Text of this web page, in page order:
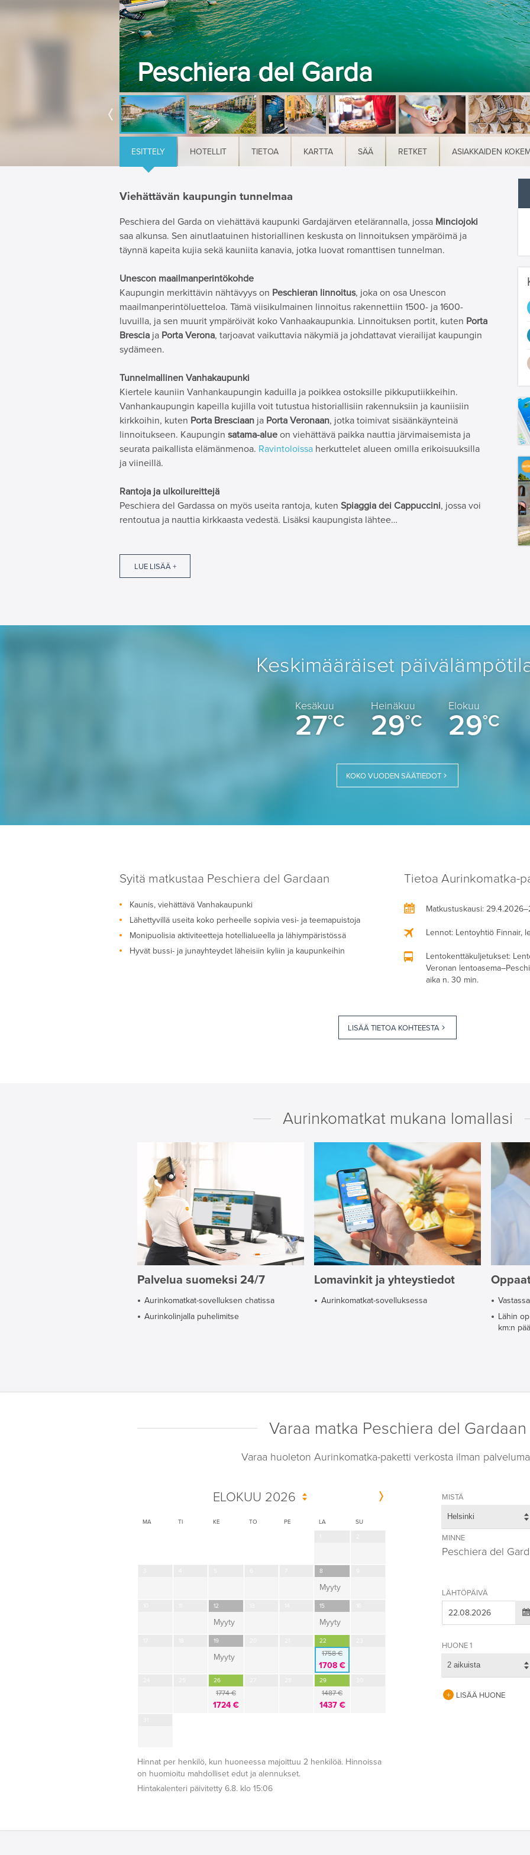
Peschiera del Garda
ESITTELY HOTELLIT TIETOA KARTTA SÄÄ RETKET ASIAKKAIDEN
Viehättävän kaupungin tunnelmaa
Peschiera del Garda on viehättävä kaupunki Gardajärven etelärannalla, jossa Minciojoki
saa alkunsa. Sen ainutlaatuinen historiallinen keskusta on linnoituksen ympäröimä ja
täynnä kapeita kujia sekä kauniita kanavia, jotka luovat romanttisen tunnelman.
Unescon maailmanperintökohde
Kaupungin merkittävin nähtävyys on Peschieran linnoitus, joka on osa Unescon
maailmanperintöluetteloa. Tämä viisikulmainen linnoitus rakennettiin 1500- ja 1600-
luvuilla, ja sen muurit ympäröivät koko Vanhaakaupunkia. Linnoituksen portit, kuten Porta
Brescia ja Porta Verona, tarjoavat vaikuttavia näkymiä ja johdattavat vierailijat kaupungin
sydämeen.
Tunnelmallinen Vanhakaupunki
Kiertele kauniin Vanhankaupungin kaduilla ja poikkea ostoksille pikkuputiikkeihin.
Vanhankaupungin kapeilla kujilla voit tutustua historiallisiin rakennuksiin ja kauniisiin
kirkkoihin, kuten Porta Bresciaan ja Porta Veronaan, jotka toimivat sisäänkäynteinä
linnoitukseen. Kaupungin satama-alue on viehättävä paikka nauttia järvimaisemista ja
seurata paikallista elämänmenoa. Ravintoloissa herkuttelet alueen omilla erikoisuuksilla
ja viineillä.
Rantoja ja ulkoilureittejä
Peschiera del Gardassa on myös useita rantoja, kuten Spiaggia dei Cappuccini, jossa voi
rentoutua ja nauttia kirkkaasta vedestä. Lisäksi kaupungista lähtee…
LUE LISÄÄ +
Keskimääräiset
Kesäkuu
27°C
Heinäkuu
29°C
Elokuu
29°C
KOKO VUODEN SÄÄTIEDOT
Syitä matkustaa Peschiera del Gardaan
Kaunis, viehättävä Vanhakaupunki
Lähettyvillä useita koko perheelle sopivia vesi- ja teemapuistoja
Monipuolisia aktiviteetteja hotellialueella ja lähiympäristössä
Hyvät bussi- ja junayhteydet läheisiin kyliin ja kaupunkeihin
Tietoa Aurinkomatka-
Matkustuskausi:
Lennot: Lentoyhtiö Finnair,
Lentokenttäkuljetukset:
Veronan
aika n. 30 min.
LISÄÄ TIETOA KOHTEESTA
Aurinkomatkat mukana lomallasi
Palvelua suomeksi 24/7
Aurinkomatkat-sovelluksen chatissa
Aurinkolinjalla puhelimitse
Lomavinkit ja yhteystiedot
Aurinkomatkat-sovelluksessa
Lähin
km:n
Varaa matka Peschiera del Gardaan
Varaa huoleton Aurinkomatka-paketti verkosta ilman
ELOKUU 2026
MA TI KE TO PE LA SU
8
Myyty
12
Myyty
15
Myyty
19
Myyty
22
1758 €
1708 €
26
1774 €
1724 €
29
1487 €
1437 €
Hinnat per henkilö, kun huoneessa majoittuu 2 henkilöä. Hinnoissa
on huomioitu mahdolliset edut ja alennukset.
Hintakalenteri päivitetty 6.8. klo 15:06
MISTÄ
Helsinki
MINNE
Peschiera del
LÄHTÖPÄIVÄ
HUONE 1
2 aikuista
LISÄÄ HUONE